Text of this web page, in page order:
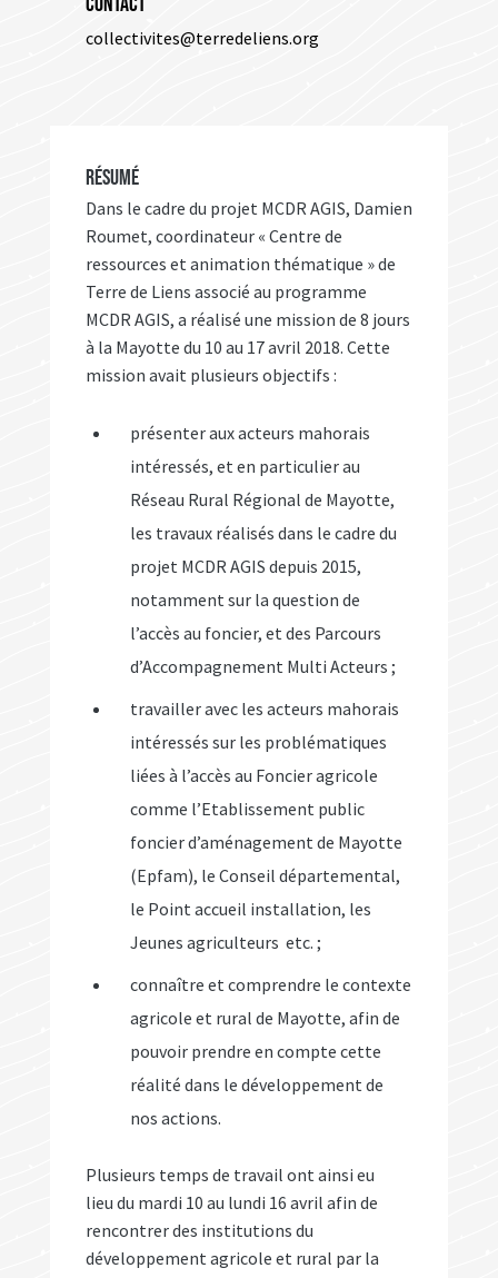
RÉSUMÉ
Dans le cadre du projet MCDR AGIS, Damien
Roumet, coordinateur « Centre de
ressources et animation thématique » de
Terre de Liens associé au programme
MCDR AGIS, a réalisé une mission de 8 jours
à la Mayotte du 10 au 17 avril 2018. Cette
mission avait plusieurs objectifs :
présenter aux acteurs mahorais
intéressés, et en particulier au
Réseau Rural Régional de Mayotte,
les travaux réalisés dans le cadre du
projet MCDR AGIS depuis 2015,
notamment sur la question de
l’accès au foncier, et des Parcours
d’Accompagnement Multi Acteurs ;
travailler avec les acteurs mahorais
intéressés sur les problématiques
liées à l’accès au Foncier agricole
comme l’Etablissement public
foncier d’aménagement de Mayotte
(Epfam), le Conseil départemental,
le Point accueil installation, les
Jeunes agriculteurs etc. ;
connaître et comprendre le contexte
agricole et rural de Mayotte, afin de
pouvoir prendre en compte cette
réalité dans le développement de
nos actions.
Plusieurs temps de travail ont ainsi eu
lieu du mardi 10 au lundi 16 avril afin de
rencontrer des institutions du
développement agricole et rural par la
collectivites@terredeliens.org